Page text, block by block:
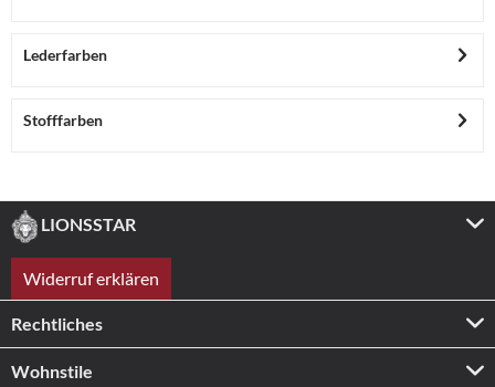
Lederfarben
Stofffarben
LIONSSTAR
Widerruf erklären
Rechtliches
Wohnstile